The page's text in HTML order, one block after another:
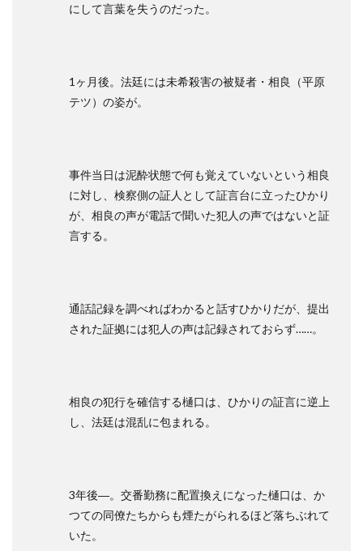
にして言葉を失うのだった。
1ヶ月後。法廷には未希殺害の被疑者・相良（平原
テツ）の姿が。
事件当日は泥酔状態で何も覚えていないという相良
に対し、検察側の証人として証言台に立ったひかり
が、相良の声が電話で聞いた犯人の声ではないと証
言する。
通話記録を調べればわかると話すひかりだが、提出
された証拠には犯人の声は記録されておらず……。
相良の犯行を確信する樋口は、ひかりの証言に逆上
し、法廷は混乱に包まれる。
3年後―。交番勤務に配置換えになった樋口は、か
つての同僚たちからも煙たがられるほど落ちぶれて
いた。